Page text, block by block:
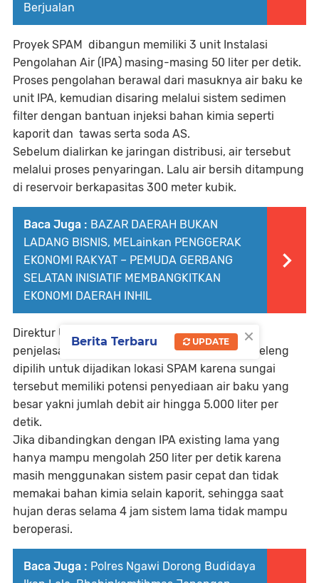
Berjualan
Proyek SPAM dibangun memiliki 3 unit Instalasi
Pengolahan Air (IPA) masing-masing 50 liter per detik.
Proses pengolahan berawal dari masuknya air baku ke
unit IPA, kemudian disaring melalui sistem sedimen
filter dengan bantuan injeksi bahan kimia seperti
kaporit dan tawas serta soda AS.
Sebelum dialirkan ke jaringan distribusi, air tersebut
melalui proses penyaringan. Lalu air bersih ditampung
di reservoir berkapasitas 300 meter kubik.
Baca Juga : BAZAR DAERAH BUKAN
LADANG BISNIS, MELainkan PENGGERAK
EKONOMI RAKYAT – PEMUDA GERBANG
SELATAN INISIATIF MEMBANGKITKAN
EKONOMI DAERAH INHIL
Direktur Utama PDAM Melky Talinuwu dalam
penjelasannya mengatakan bahwa sungai Pineleng
dipilih untuk dijadikan lokasi SPAM karena sungai
tersebut memiliki potensi penyediaan air baku yang
besar yakni jumlah debit air hingga 5.000 liter per
detik.
Jika dibandingkan dengan IPA existing lama yang
hanya mampu mengolah 250 liter per detik karena
masih menggunakan sistem pasir cepat dan tidak
memakai bahan kimia selain kaporit, sehingga saat
hujan deras selama 4 jam sistem lama tidak mampu
beroperasi.
Baca Juga : Polres Ngawi Dorong Budidaya
×
Berita Terbaru UPDATE